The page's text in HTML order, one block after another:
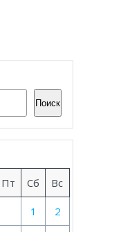
Поиск
Пт Сб Вс
1 2